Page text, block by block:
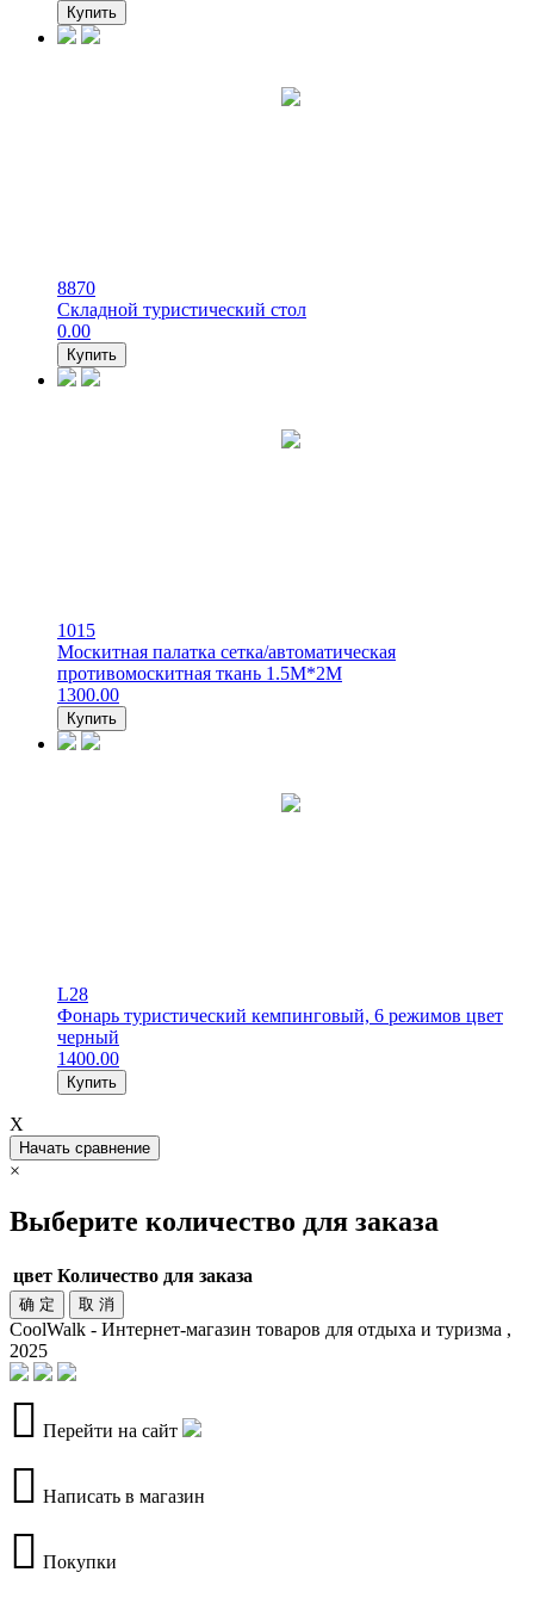
Купить
8870
Складной туристический стол
0.00
Купить
1015
Москитная палатка сетка/автоматическая
противомоскитная ткань 1.5М*2М
1300.00
Купить
L28
Фонарь туристический кемпинговый, 6 режимов цвет
черный
1400.00
Купить
X
Начать сравнение
×
Выберите количество для заказа
цвет Количество для заказа
确 定 取 消
CoolWalk - Интернет-магазин товаров для отдыха и туризма ,
2025
Перейти на сайт
Написать в магазин
Покупки